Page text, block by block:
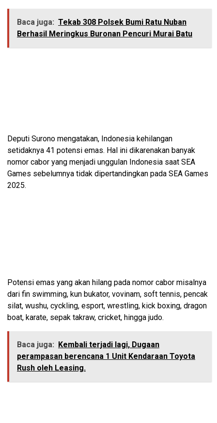
Baca juga: Tekab 308 Polsek Bumi Ratu Nuban
Berhasil Meringkus Buronan Pencuri Murai Batu
Deputi Surono mengatakan, Indonesia kehilangan
setidaknya 41 potensi emas. Hal ini dikarenakan banyak
nomor cabor yang menjadi unggulan Indonesia saat SEA
Games sebelumnya tidak dipertandingkan pada SEA Games
2025.
Potensi emas yang akan hilang pada nomor cabor misalnya
dari fin swimming, kun bukator, vovinam, soft tennis, pencak
silat, wushu, cyckling, esport, wrestling, kick boxing, dragon
boat, karate, sepak takraw, cricket, hingga judo.
Baca juga: Kembali terjadi lagi, Dugaan
perampasan berencana 1 Unit Kendaraan Toyota
Rush oleh Leasing.